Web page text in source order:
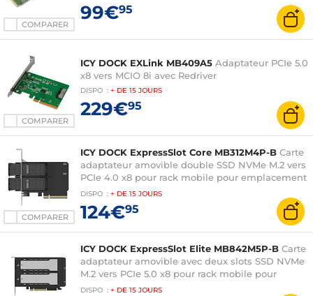
COMPARER
99€95
COMPARER
ICY DOCK EXLink MB409A5 Adaptateur PCIe 5.0
x8 vers MCIO 8i avec Redriver
DISPO : + DE 15 JOURS
229€95
COMPARER
ICY DOCK ExpressSlot Core MB312M4P-B Carte
adaptateur amovible double SSD NVMe M.2 vers
PCIe 4.0 x8 pour rack mobile pour emplacement
d'extension PCIe
DISPO : + DE 15 JOURS
124€95
ICY DOCK ExpressSlot Elite MB842M5P-B Carte
adaptateur amovible avec deux slots SSD NVMe
M.2 vers PCIe 5.0 x8 pour rack mobile pour
emplacement d'extension PCIe
DISPO : + DE 15 JOURS